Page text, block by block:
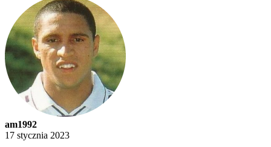
am1992
17 stycznia 2023